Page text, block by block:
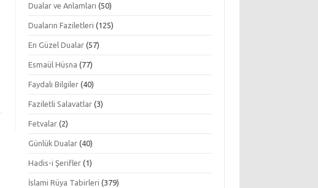
Dualar ve Anlamları (50)
Duaların Faziletleri (125)
En Güzel Dualar (57)
Esmaül Hüsna (77)
Faydalı Bilgiler (40)
Faziletli Salavatlar (3)
Fetvalar (2)
Günlük Dualar (40)
Hadis-i Şerifler (1)
İslami Rüya Tabirleri (379)